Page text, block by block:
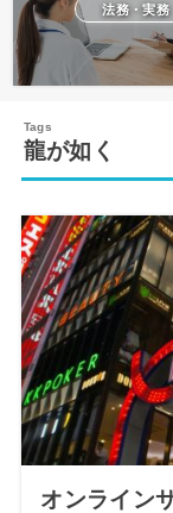
法務・実務
龍が如く
オンライン